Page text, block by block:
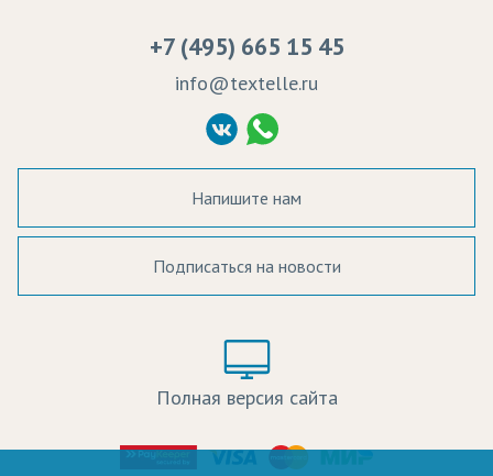
Судебные решения
Политика Конфиденциальности
Согласие на обработку ПД
+7 (495) 665 15 45
info@textelle.ru
Напишите нам
Подписаться на новости
Полная версия сайта